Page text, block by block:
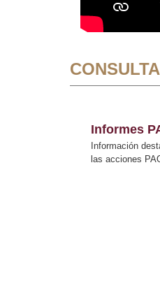
Informes
Información
las acciones